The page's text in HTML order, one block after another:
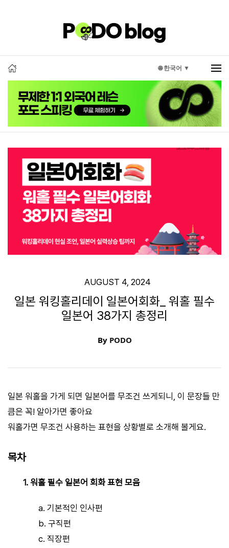
🌐 한국어 ▼
AUGUST 4, 2024
일본 워킹홀리데이 일본어회화_ 워홀 필수
일본어 38가지 총정리
By PODO
일본 워홀을 가게 되면 일본어를 무조건 쓰게되니, 이 문장들 만
큼은 꼭! 알아가면 좋아요
워홀가면 무조건 사용하는 표현을 상황별로 소개해 볼게요.
목차
1. 워홀 필수 일본어 회화 표현 모음
a. 기본적인 인사편
b. 구직편
c. 직장편